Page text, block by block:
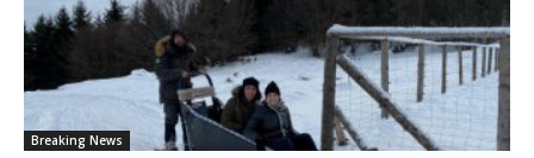
Breaking News